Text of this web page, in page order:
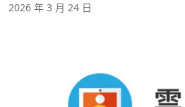
2026 年 3 月 24 日